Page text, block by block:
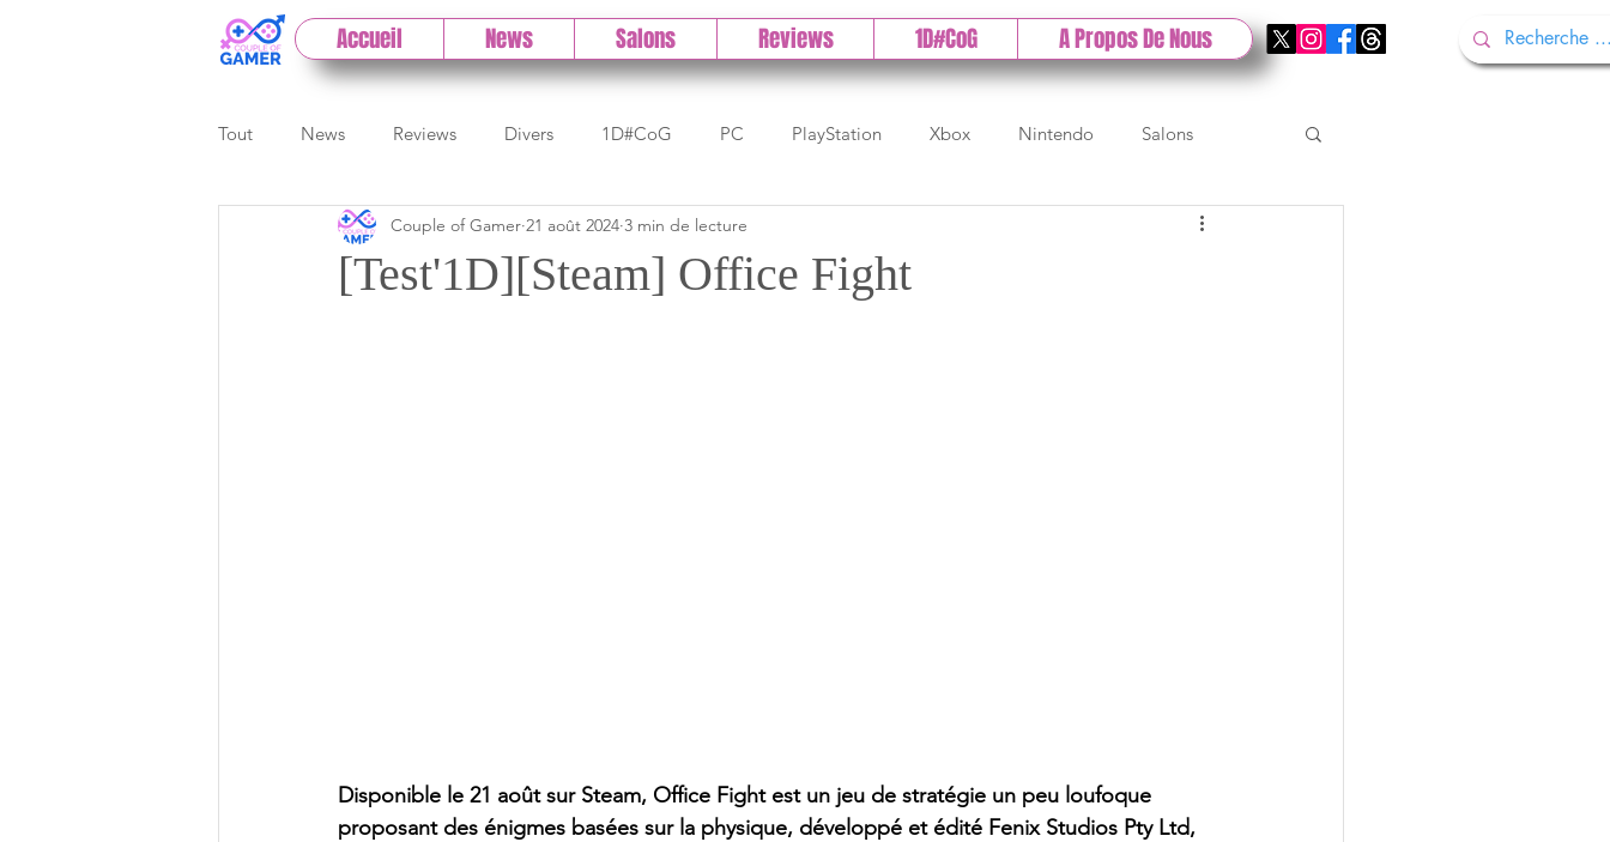
Accueil News Salons Reviews 1D#CoG A Propos De Nous
Tout News Reviews Divers 1D#CoG PC PlayStation Xbox Nintendo Salons
Previews Cloud Test indé DLC Gamescom
[Test'1D][Steam] Office Fight
Couple of Gamer 21 août 2024 3 min de lecture
Disponible le 21 août sur Steam, Office Fight est un jeu de stratégie un peu loufoque
proposant des énigmes basées sur la physique, développé et édité Fenix Studios Pty Ltd,